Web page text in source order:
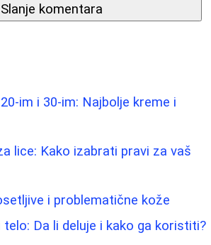
Slanje komentara
im i 30-im: Najbolje kreme i
lice: Kako izabrati pravi za vaš
i problematične kože
telo: Da li deluje i kako ga koristiti?